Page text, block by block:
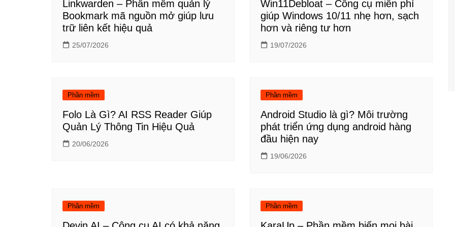
Linkwarden – Phần mềm quản lý
Bookmark mã nguồn mở giúp lưu
trữ liên kết hiệu quả
25/07/2026
Win11Debloat – Công cụ miễn phí
giúp Windows 10/11 nhẹ hơn, sạch
hơn và riêng tư hơn
19/07/2026
Phần mềm
Folo Là Gì? AI RSS Reader Giúp
Quản Lý Thông Tin Hiệu Quả
20/06/2026
Phần mềm
Android Studio là gì? Môi trường
phát triển ứng dụng android hàng
đầu hiện nay
19/06/2026
Phần mềm Phần mềm